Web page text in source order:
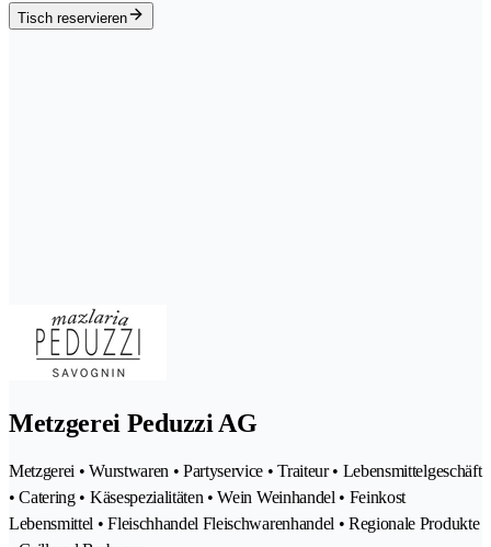
Tisch reservieren
Metzgerei Peduzzi AG
Metzgerei • Wurstwaren • Partyservice • Traiteur • Lebensmittelgeschäft
• Catering • Käsespezialitäten • Wein Weinhandel • Feinkost
Lebensmittel • Fleischhandel Fleischwarenhandel • Regionale Produkte